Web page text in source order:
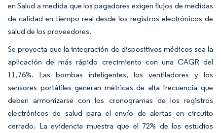
en Salud a medida que los pagadores exigen flujos de medidas
de calidad en tiempo real desde los registros electrónicos de
salud de los proveedores.
Se proyecta que la integración de dispositivos médicos sea la
aplicación de más rápido crecimiento con una CAGR del
11,76%. Las bombas inteligentes, los ventiladores y los
sensores portátiles generan métricas de alta frecuencia que
deben armonizarse con los cronogramas de los registros
electrónicos de salud para el envío de alertas en circuito
cerrado. La evidencia muestra que el 72% de los estudios